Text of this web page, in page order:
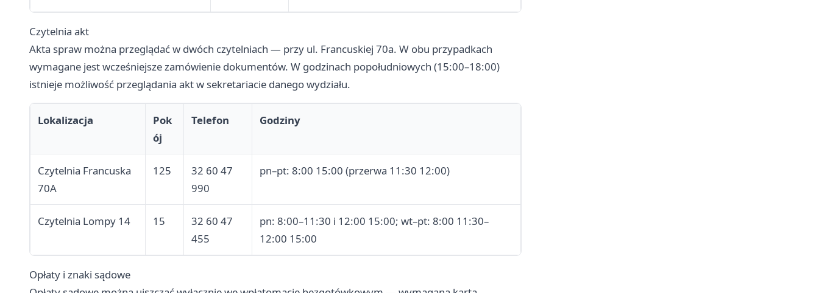
Czytelnia akt
Akta spraw można przeglądać w dwóch czytelniach — przy ul. Francuskiej 70a. W obu przypadkach
wymagane jest wcześniejsze zamówienie dokumentów. W godzinach popołudniowych (15:00–18:00)
istnieje możliwość przeglądania akt w sekretariacie danego wydziału.
Lokalizacja
Pok
ój
Telefon Godziny
Czytelnia Francuska
70A
125
32 60 47
990
pn–pt: 8:00 15:00 (przerwa 11:30 12:00)
Czytelnia Lompy 14 15
32 60 47
455
pn: 8:00–11:30 i 12:00 15:00; wt–pt: 8:00 11:30–
12:00 15:00
Opłaty i znaki sądowe